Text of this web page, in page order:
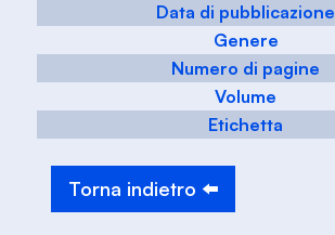
Data di pubblicazione
Genere
Numero di pagine
Volume
Etichetta
Torna indietro ⬅️